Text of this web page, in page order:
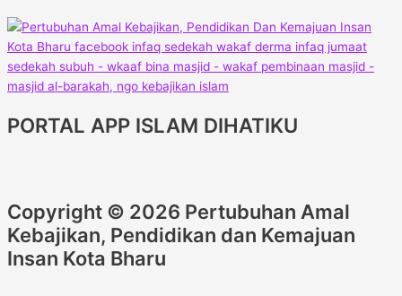
PORTAL APP ISLAM DIHATIKU
Copyright © 2026 Pertubuhan Amal
Kebajikan, Pendidikan dan Kemajuan
Insan Kota Bharu